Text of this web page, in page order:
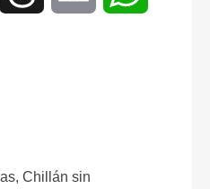
Chillán sin